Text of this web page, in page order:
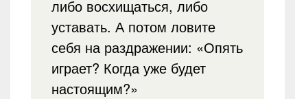
либо восхищаться, либо
уставать. А потом ловите
себя на раздражении: «Опять
играет? Когда уже будет
настоящим?»